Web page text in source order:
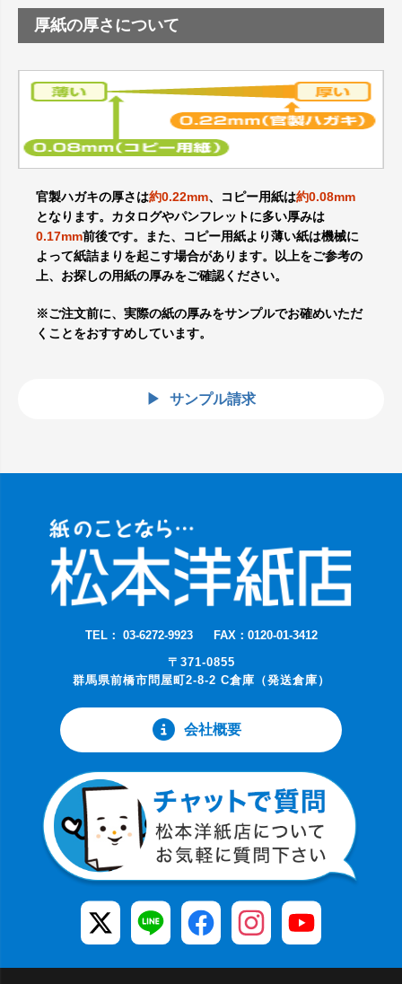
厚紙の厚さについて
官製ハガキの厚さは約0.22mm、コピー用紙は約0.08mm
となります。カタログやパンフレットに多い厚みは
0.17mm前後です。また、コピー用紙より薄い紙は機械に
よって紙詰まりを起こす場合があります。以上をご参考の
上、お探しの用紙の厚みをご確認ください。
※ご注文前に、実際の紙の厚みをサンプルでお確めいただ
くことをおすすめしています。
サンプル請求
TEL： 03-6272-9923
FAX：0120-01-3412
〒371-0855
群馬県前橋市問屋町2-8-2 C倉庫（発送倉庫）
会社概要